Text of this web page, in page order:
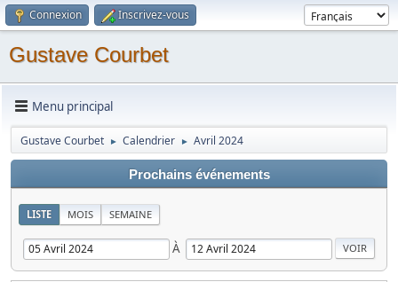
Connexion Inscrivez-vous
Gustave Courbet
Menu principal
Gustave Courbet ► Calendrier ► Avril 2024
Prochains événements
LISTE MOIS SEMAINE
À